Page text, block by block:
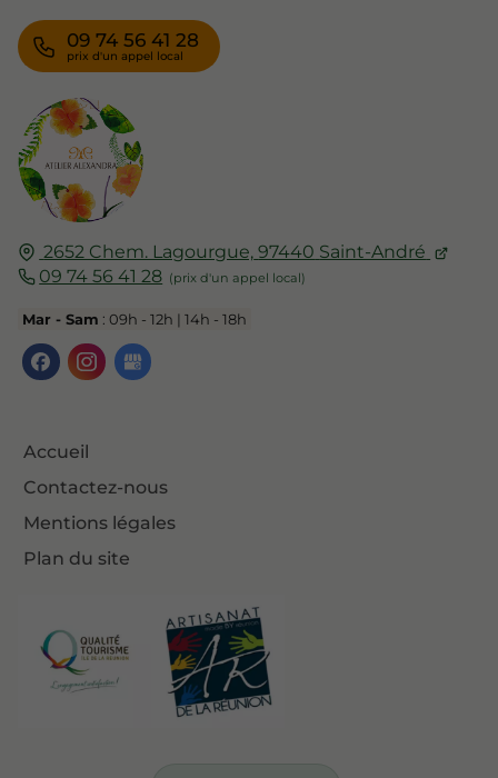
2652 Chem. Lagourgue, 97440 Saint-André
09 74 56 41 28
Mar - Sam : 09h - 12h | 14h - 18h
Accueil
Contactez-nous
Mentions légales
Plan du site
09 74 56 41 28